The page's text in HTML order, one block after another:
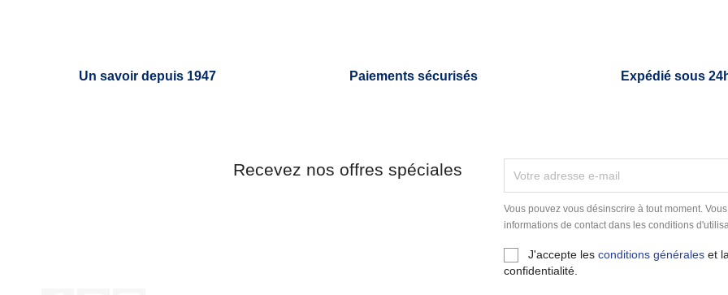
Un savoir depuis 1947 Paiements sécurisés Expédié sous
Recevez nos offres spéciales
Vous pouvez vous désinscrire à tout moment.
informations de contact dans les conditions
J'accepte lesconditions générales et
confidentialité.